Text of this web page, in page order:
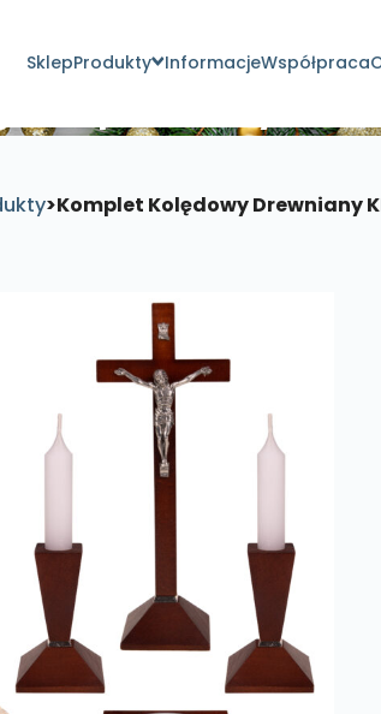
SklepProdukty InformacjeWspółpraca
>Komplet Kolędowy Drewniany